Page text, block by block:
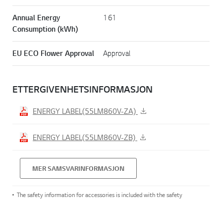
Annual Energy
Consumption (kWh)
161
EU ECO Flower Approval Approval
ETTERGIVENHETSINFORMASJON
ENERGY LABEL(55LM860V-ZA)
ENERGY LABEL(55LM860V-ZB)
MER SAMSVARINFORMASJON
The safety information for accessories is included with the safety